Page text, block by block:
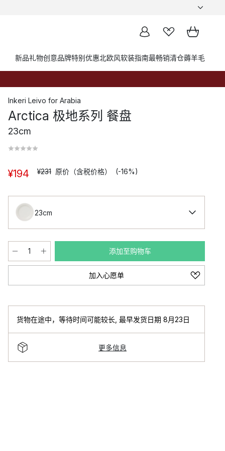
新品礼物创意品牌特别优惠北欧风软装指南最畅销清仓薅羊毛
Inkeri Leivo for Arabia
Arctica 极地系列 餐盘
23cm
¥194 ¥231 原价（含税价格） (-16%)
23cm
添加至购物车
加入心愿单
货物在途中，等待时间可能较长 最早发货日期 8月23日
更多信息